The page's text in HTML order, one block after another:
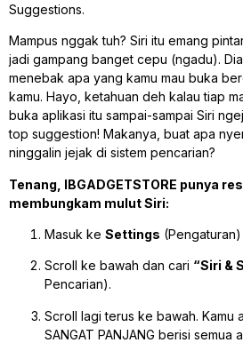
Suggestions.
Mampus nggak tuh? Siri itu emang
jadi gampang banget cepu (ngadu).
menebak apa yang kamu mau buka
kamu. Hayo, ketahuan deh kalau tiap
buka aplikasi itu sampai-sampai Siri
top suggestion! Makanya, buat apa
ninggalin jejak di sistem pencarian?
Tenang, IBGADGETSTORE punya
membungkam mulut Siri:
Masuk ke Settings
Scroll ke bawah dan cari “Siri &
Pencarian).
Scroll lagi terus ke bawah. Kamu
SANGAT PANJANG berisi semua